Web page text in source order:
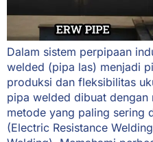
Dalam sistem perpipaan
welded (pipa las) menjadi
produksi dan fleksibilitas
pipa welded dibuat dengan
metode yang paling sering
(Electric Resistance